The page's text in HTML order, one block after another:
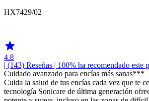
HX7429/02
4.8
| (143) Reseñas | 100% ha recomendado este
Cuidado avanzado para encías más sanas***
Cuida la salud de tus encías cada vez que te
tecnología Sonicare de última generación